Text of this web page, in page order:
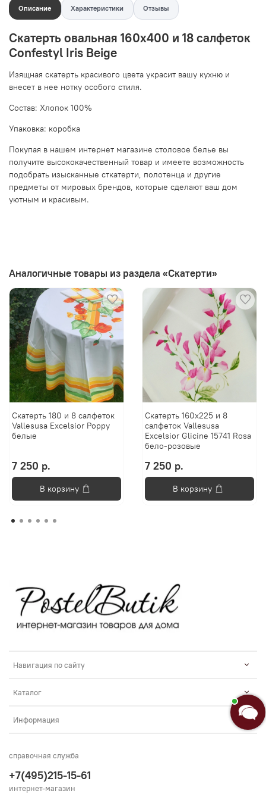
Описание Характеристики Отзывы
Скатерть овальная 160x400 и 18 салфеток
Confestyl Iris Beige
Изящная скатерть красивого цвета украсит вашу кухню и
внесет в нее нотку особого стиля.
Состав: Хлопок 100%
Упаковка: коробка
Покупая в нашем интернет магазине столовое белье вы
получите высококачественный товар и имеете возможность
подобрать изысканные сткатерти, полотенца и другие
предметы от мировых брендов, которые сделают ваш дом
уютным и красивым.
Аналогичные товары из раздела «Скатерти»
Скатерть 180 и 8 салфеток
Vallesusa Excelsior Poppy
белые
7 250 р.
В корзину
Скатерть 160х225 и 8
салфеток Vallesusa
Excelsior Glicine 15741 Rosa
бело-розовые
7 250 р.
В корзину
Навигация по сайту
Каталог
Информация
справочная служба
+7(495)215-15-61
интернет-магазин